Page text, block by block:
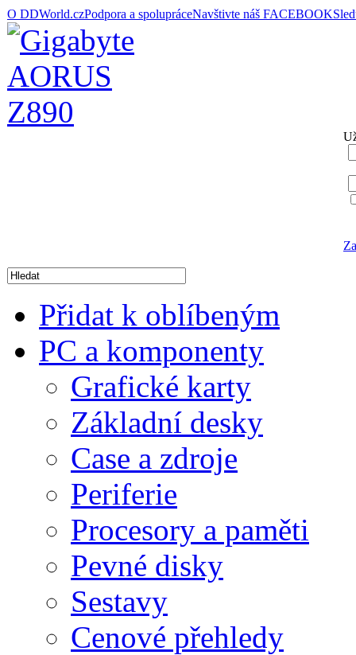
O DDWorld.czPodpora a spolupráceNavštivte náš FACEBOOK
Přidat k oblíbeným
PC a komponenty
Grafické karty
Základní desky
Case a zdroje
Periferie
Procesory a paměti
Pevné disky
Sestavy
Cenové přehledy